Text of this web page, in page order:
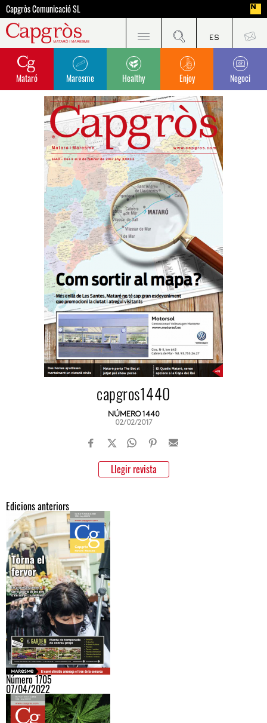
Capgròs Comunicació SL
Mataró Maresme Healthy Enjoy Negoci
capgros1440
NÚMERO 1440
02/02/2017
Llegir revista
Edicions anteriors
Número 1705
07/04/2022